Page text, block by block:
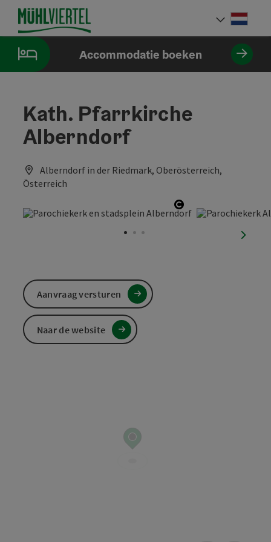
InhoudAccesskey
[0]
NavigatieAccesskey
[1]
PaginabeginAccesskey
[2]
Accommodatie boeken
Kath. Pfarrkirche
Alberndorf
Alberndorf in der Riedmark, Oberösterreich,
Österreich
Start Copyright
Aanvraag versturen
Naar de website